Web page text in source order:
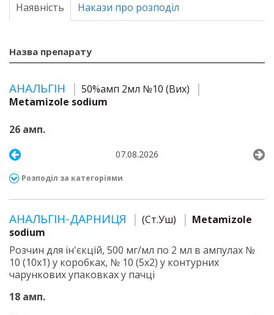
Наявність Накази про розподіл
Назва препарату
АНАЛЬГІН
50%амп 2мл №10 (Вих)
Metamizole sodium
26 амп.
07.08.2026
Розподіл за категоріями
АНАЛЬГІН-ДАРНИЦЯ (Ст.Уш)
Metamizole
sodium
Розчин для ін'єкцій, 500 мг/мл по 2 мл в ампулах №
10 (10х1) у коробках, № 10 (5х2) у контурних
чарункових упаковках у пачці
18 амп.